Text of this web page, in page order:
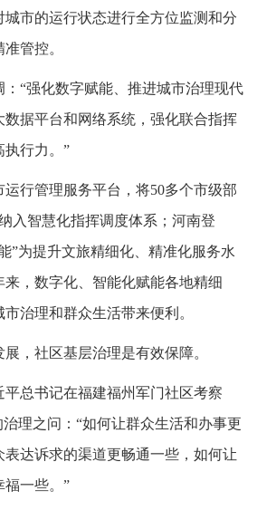
市的运行状态进行全方位监测和分
管控。
：“强化数字赋能、推进城市治理现代
据平台和网络系统，强化联合指挥
执行力。”
运行管理服务平台，将50多个市级部
入智慧化指挥调度体系；河南登
”为提升文旅精细化、精准化服务水
，数字化、智能化赋能各地精细
治理和群众生活带来便利。
，社区基层治理是有效保障。
平总书记在福建福州军门社区考察
理之问：“如何让群众生活和办事更
达诉求的渠道更畅通一些，如何让
福一些。”